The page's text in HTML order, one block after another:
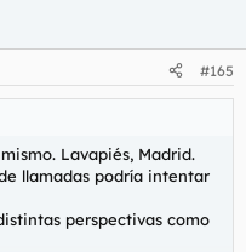
#165
Lavapiés, Madrid.
llamadas podría intentar
perspectivas como